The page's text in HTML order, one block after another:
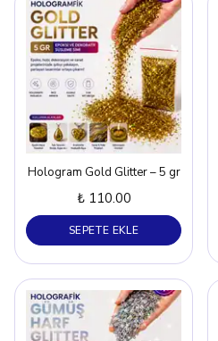
Hologram Gold Glitter – 5 gr
₺ 110.00
SEPETE EKLE